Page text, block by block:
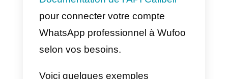
réponses prédéfinies aux clients
en fonction de leurs demandes